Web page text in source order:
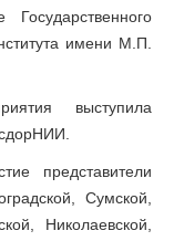
имени М.П.
выступила
представители
Сумской,
Николаевской,